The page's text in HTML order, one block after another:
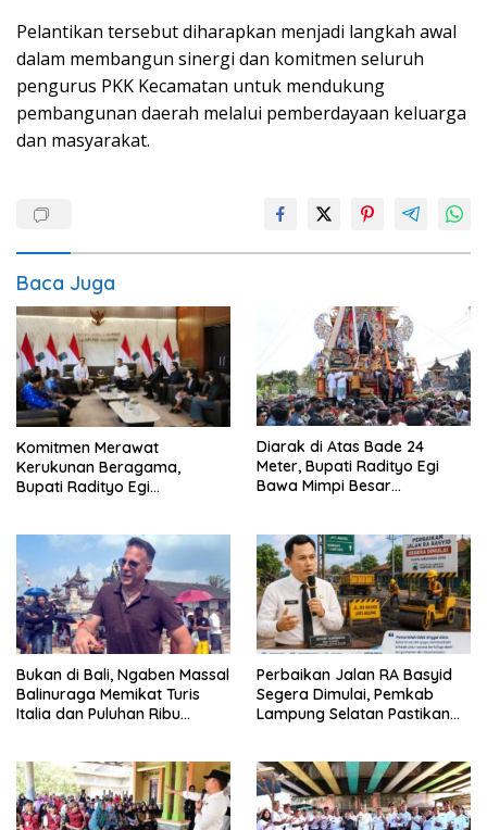
Pelantikan tersebut diharapkan menjadi langkah awal
dalam membangun sinergi dan komitmen seluruh
pengurus PKK Kecamatan untuk mendukung
pembangunan daerah melalui pemberdayaan keluarga
dan masyarakat.
Baca Juga
Komitmen Merawat
Kerukunan Beragama,
Bupati Radityo Egi
Lampung
Diarak di Atas Bade 24
Meter, Bupati Radityo Egi
Bawa Mimpi Besar
Bukan di Bali, Ngaben Massal
Balinuraga Memikat Turis
Italia dan Puluhan Ribu
Perbaikan Jalan RA Basyid
Segera Dimulai, Pemkab
Lampung Selatan Pastikan